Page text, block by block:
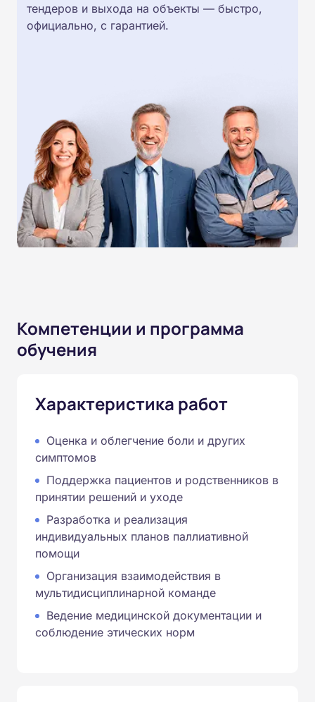
тендеров и выхода на объекты — быстро,
официально, с гарантией.
Компетенции и программа
обучения
Характеристика работ
Оценка и облегчение боли и других
симптомов
Поддержка пациентов и родственников в
принятии решений и уходе
Разработка и реализация
индивидуальных планов паллиативной
помощи
Организация взаимодействия в
мультидисциплинарной команде
Ведение медицинской документации и
соблюдение этических норм